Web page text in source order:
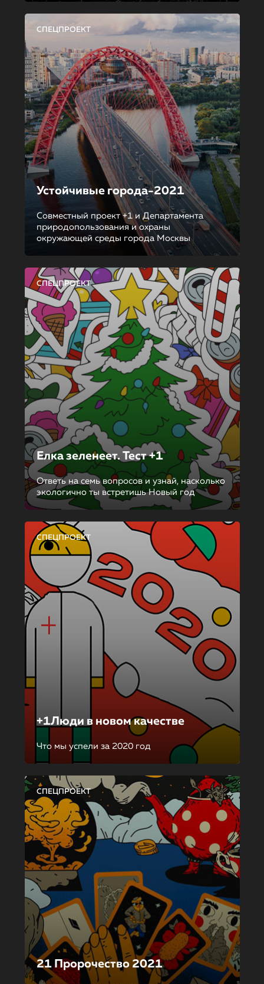
СПЕЦПРОЕКТ
Устойчивые города-2021
Совместный проект +1 и Департамента
природопользования и охраны
окружающей среды города Москвы
СПЕЦПРОЕКТ
Елка зеленеет. Тест +1
Ответь на семь вопросов и узнай, насколько
экологично ты встретишь Новый год
СПЕЦПРОЕКТ
+1Люди в новом качестве
Что мы успели за 2020 год
СПЕЦПРОЕКТ
21 Пророчество 2021